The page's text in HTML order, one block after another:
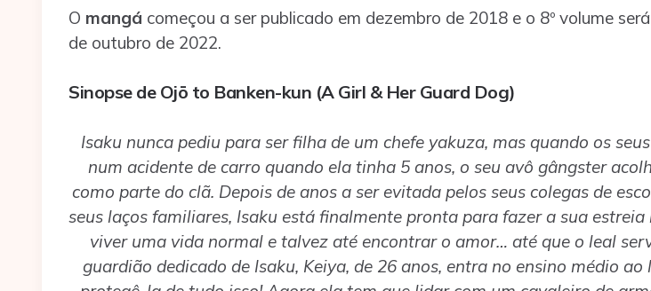
O mangá começou a ser publicado em dezembro de 2018 e o 8º volume
de outubro de 2022.
Sinopse de Ojō to Banken-kun (A Girl & Her Guard Dog)
Isaku nunca pediu para ser filha de um chefe yakuza, mas quando os
num acidente de carro quando ela tinha 5 anos, o seu avô gângster
como parte do clã. Depois de anos a ser evitada pelos seus colegas de
seus laços familiares, Isaku está finalmente pronta para fazer a sua estreia
viver uma vida normal e talvez até encontrar o amor… até que o leal
guardião dedicado de Isaku, Keiya, de 26 anos, entra no ensino médio ao